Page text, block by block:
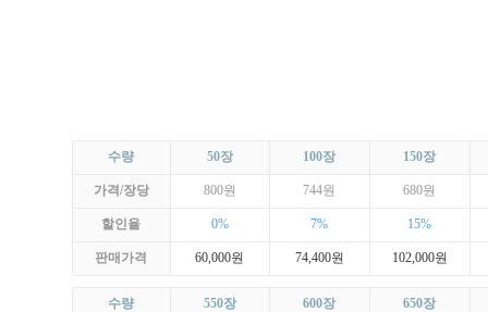
수량 50장 100장 150장
가격/장당 800원 744원 680원
할인율 0% 7% 15%
판매가격 60,000원 74,400원 102,000원
수량 550장 600장 650장